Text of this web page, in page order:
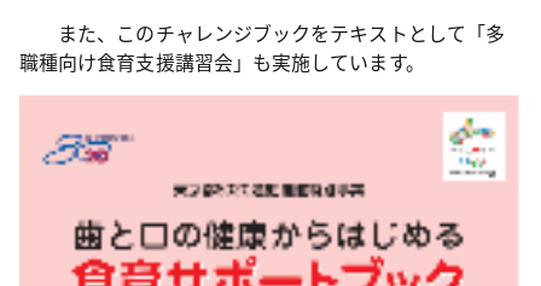
また、このチャレンジブックをテキストとして「多
職種向け食育支援講習会」も実施しています。